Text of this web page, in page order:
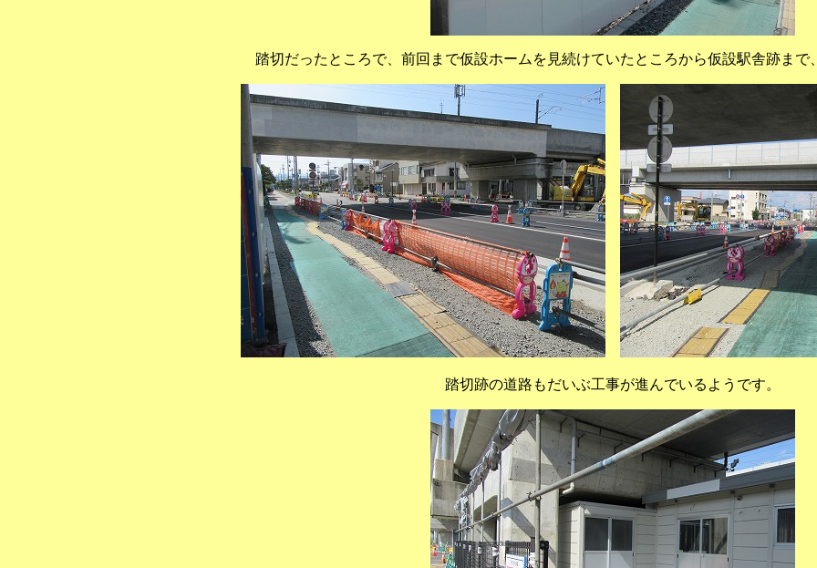
踏切だったところで、前回まで仮設ホームを見続けていたところから仮設駅舎跡まで
踏切跡の道路もだいぶ工事が進んでいるようです。